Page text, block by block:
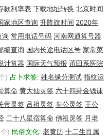
款利率表 下载地址转换 北京时间
家地区查询 升降旗时间 2020年
询 常用电话号码 河南网通算号器
编查询 国内长途电话区号 家常菜
计算器 国际天气预报 莆田系医院
) 占卜求签: 姓名缘分测试 指纹运
算命 黄大仙灵签 六十四卦金钱课
帝灵签 吕祖灵签 车公灵签 王公
二十八星宿算命 佛祖灵签 月老
) 民俗文化: 老黄历 十二生肖属